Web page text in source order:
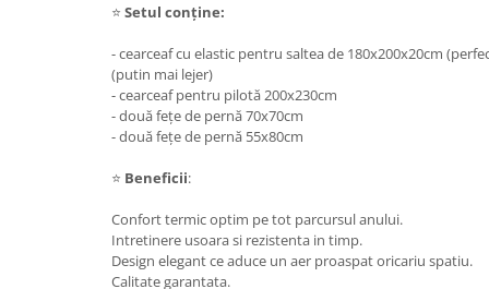
⭐ Setul conține:
- cearceaf cu elastic pentru saltea de 180x200x20cm
(putin mai lejer)
- cearceaf pentru pilotă 200x230cm
- două fețe de pernă 70x70cm
- două fețe de pernă 55x80cm
⭐ Beneficii:
Confort termic optim pe tot parcursul anului.
Intretinere usoara si rezistenta in timp.
Design elegant ce aduce un aer proaspat oricariu spatiu.
Calitate garantata.